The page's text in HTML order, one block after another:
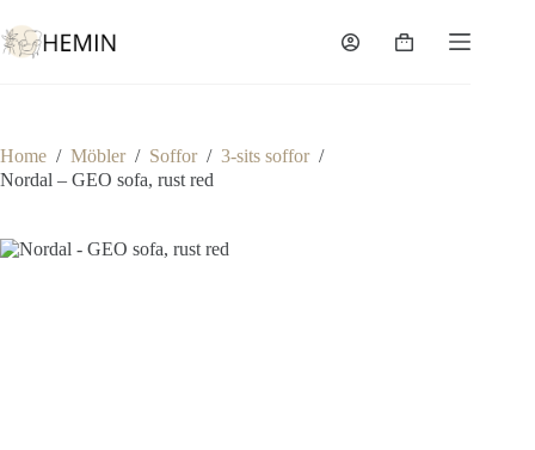
Home / Möbler / Soffor / 3-sits soffor /
Nordal – GEO sofa, rust red